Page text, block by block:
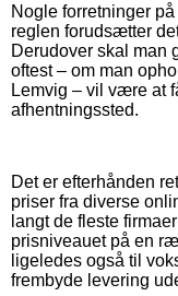
Nogle forretninger
reglen forudsætter
Derudover skal man
oftest – om man
Lemvig – vil være at
afhentningssted.
Det er efterhånden
priser fra diverse
langt de fleste
prisniveauet på en
ligeledes også til
frembyde levering